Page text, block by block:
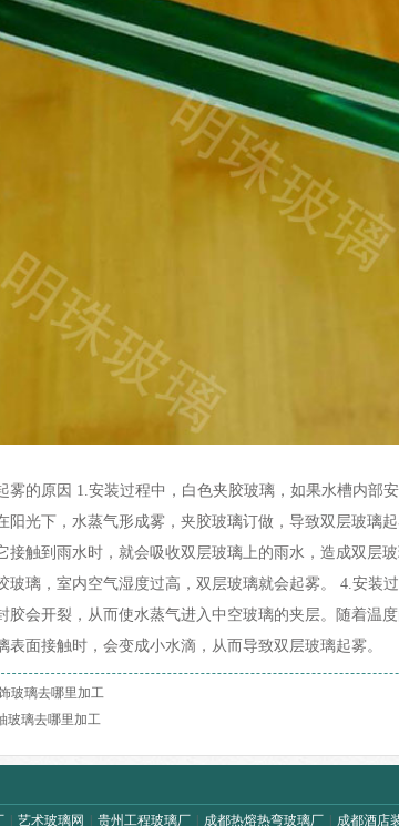
雾的原因 1.安装过程中，白色夹胶玻璃，如果水槽内部
阳光下，水蒸气形成雾，夹胶玻璃订做，导致双层玻璃
接触到雨水时，就会吸收双层玻璃上的雨水，造成双层
玻璃，室内空气湿度过高，双层玻璃就会起雾。 4.安装
胶会开裂，从而使水蒸气进入中空玻璃的夹层。随着温
表面接触时，会变成小水滴，从而导致双层玻璃起雾。
玻璃去哪里加工
玻璃去哪里加工
艺术玻璃网 贵州工程玻璃厂 成都热熔热弯玻璃厂 成都酒店